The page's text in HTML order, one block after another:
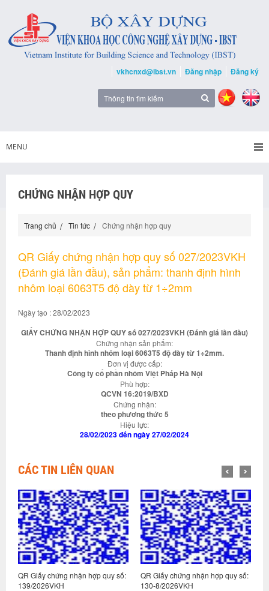
vkhcnxd@ibst.vn Đăng nhập Đăng ký
MENU
CHỨNG NHẬN HỢP QUY
Trang chủ Tin tức Chứng nhận hợp quy
QR Giấy chứng nhận hợp quy số 027/2023VKH
(Đánh giá lần đầu), sản phẩm: thanh định hình
nhôm loại 6063T5 độ dày từ 1÷2mm
Ngày tạo : 28/02/2023
GIẤY CHỨNG NHẬN HỢP QUY số 027/2023VKH (Đánh giá lần đầu)
Chứng nhận sản phẩm:
Thanh định hình nhôm loại 6063T5 độ dày từ 1÷2mm.
Đơn vị được cấp:
Công ty cổ phần nhôm Việt Pháp Hà Nội
Phù hợp:
QCVN 16:2019/BXD
Chứng nhận:
theo phương thức 5
Hiệu lực:
28/02/2023 đến ngày 27/02/2024
CÁC TIN LIÊN QUAN
QR Giấy chứng nhận hợp quy số:
139/2026VKH
QR Giấy chứng nhận hợp quy số:
130-8/2026VKH